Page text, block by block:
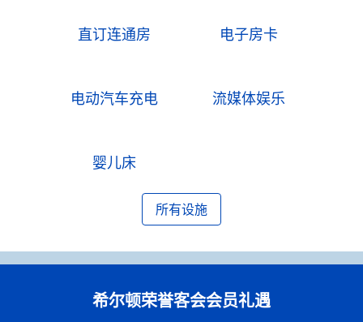
直订连通房 电子房卡
电动汽车充电 流媒体娱乐
婴儿床
所有设施
希尔顿荣誉客会会员礼遇